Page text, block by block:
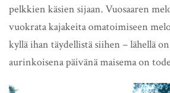
pelkkien käsien sijaan. Vuosaaren
vuokrata kajakeita omatoimiseen
kyllä ihan täydellistä siihen – lähellä
aurinkoisena päivänä maisema on